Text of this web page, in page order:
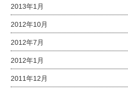
2013年1月
2012年10月
2012年7月
2012年1月
2011年12月